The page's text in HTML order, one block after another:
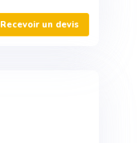
Recevoir un devis